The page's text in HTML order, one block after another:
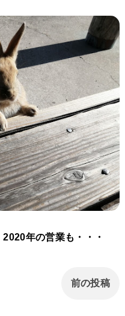
年の営業も・・・
前の投稿